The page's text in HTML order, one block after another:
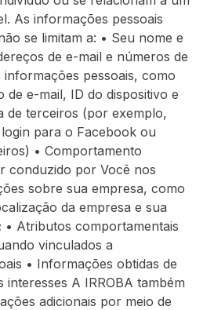
As informações pessoais
se limitam a: • Seu nome e
de e-mail e números de
pessoais, como
de e-mail, ID do dispositivo e
de terceiros (por exemplo,
para o Facebook ou
• Comportamento
conduzido por Você nos
sobre sua empresa, como
da empresa e sua
Atributos comportamentais
vinculados a
• Informações obtidas de
A IRROBA também
adicionais por meio de